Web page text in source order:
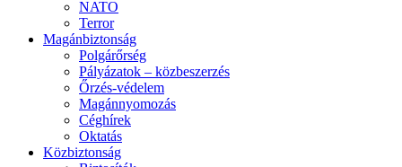
NATO
Terror
Magánbiztonság
Polgárőrség
Pályázatok – közbeszerzés
Őrzés-védelem
Magánnyomozás
Céghírek
Oktatás
Közbiztonság